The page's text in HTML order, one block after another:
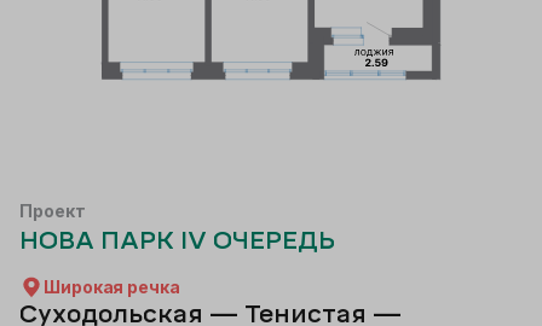
Проект
НОВА ПАРК IV ОЧЕРЕДЬ
Широкая речка
Суходольская — Тенистая —